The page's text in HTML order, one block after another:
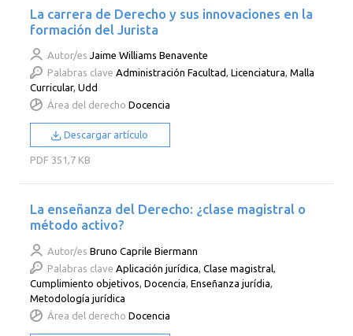
La carrera de Derecho y sus innovaciones en la
formación del Jurista
Autor/es Jaime Williams Benavente
Palabras clave Administración Facultad,Licenciatura,Malla
Curricular,Udd
Área del derecho Docencia
Descargar artículo
PDF 351,7 KB
La enseñanza del Derecho: ¿clase magistral o
método activo?
Autor/es Bruno Caprile Biermann
Palabras clave Aplicación jurídica,Clase magistral,
Cumplimiento objetivos,Docencia,Enseñanza jurídia,
Metodología jurídica
Área del derecho Docencia